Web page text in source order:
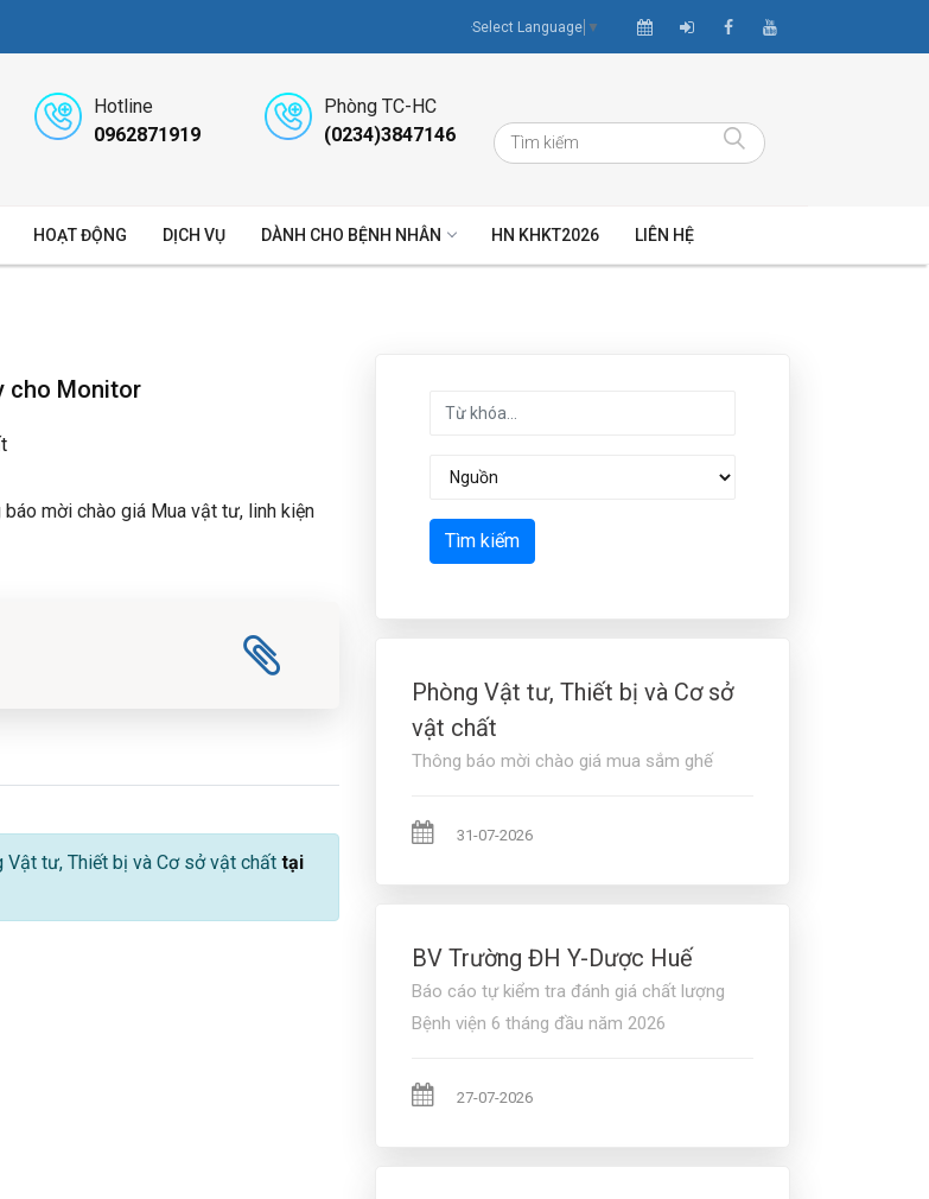
Select Language ▼
Hotline
0962871919
Phòng TC-HC
(0234)3847146
HOẠT ĐỘNG DỊCH VỤ DÀNH CHO BỆNH NHÂN HN KHKT2026 LIÊN HỆ
cho Monitor
mời chào giá Mua vật tư, linh kiện
Vật tư, Thiết bị và Cơ sở vật chất tại
Tìm kiếm
Phòng Vật tư, Thiết bị và Cơ sở
vật chất
Thông báo mời chào giá mua sắm ghế
31-07-2026
BV Trường ĐH Y-Dược Huế
Báo cáo tự kiểm tra đánh giá chất lượng
Bệnh viện 6 tháng đầu năm 2026
27-07-2026